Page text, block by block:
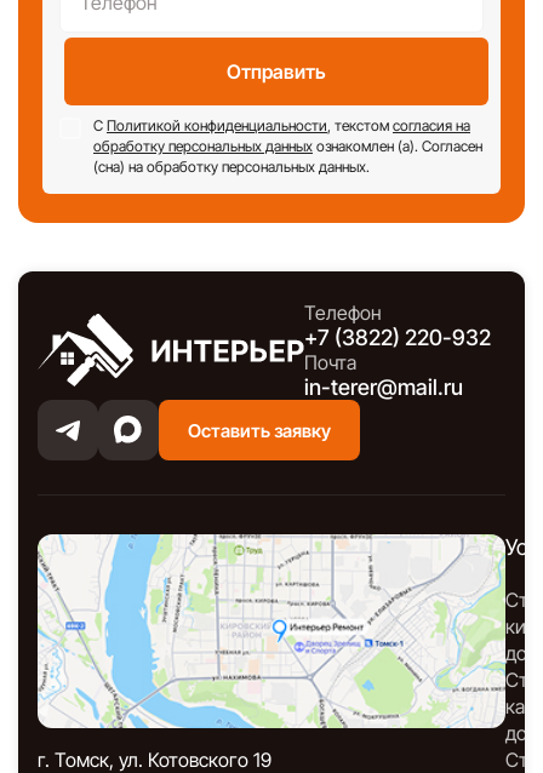
Отправить
С Политикой конфиденциальности, текстом согласия на
обработку персональных данных ознакомлен (а). Согласен
(сна) на обработку персональных данных.
Телефон
+7 (3822) 220-932
Почта
in-terer@mail.ru
Оставить заявку
г. Томск, ул. Котовского 19